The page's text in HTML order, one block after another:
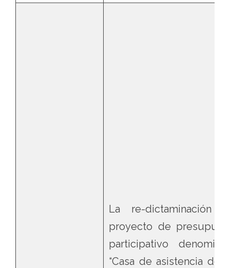
La re-dictaminación
proyecto de
participativo
“Casa de asistencia de